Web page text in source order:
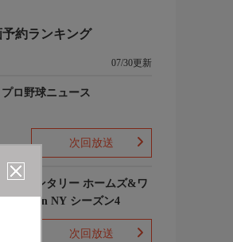
約ランキング
07/30更新
プロ野球ニュース
次回放送
エレメンタリー ホームズ&ワ
トソン in NY シーズン4
次回放送